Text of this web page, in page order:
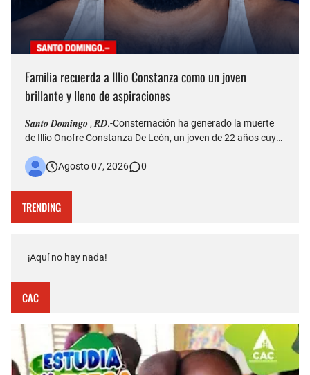
Familia recuerda a Illio Constanza como un joven
brillante y lleno de aspiraciones
𝑺𝒂𝒏𝒕𝒐 𝑫𝒐𝒎𝒊𝒏𝒈𝒐 , 𝑹𝑫.-Consternación ha generado la muerte
de Illio Onofre Constanza De León, un joven de 22 años cuyo
quedó captado en videos que posteriormente fueron
Agosto 07, 2026 0
TRENDING
¡Aquí no hay nada!
CAC